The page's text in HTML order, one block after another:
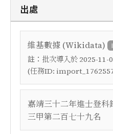
出處
維基數據 (Wikidata)
註： 批次導入於 2025-
(任務ID:
嘉靖三十二年進士登科
三甲第二百七十九名